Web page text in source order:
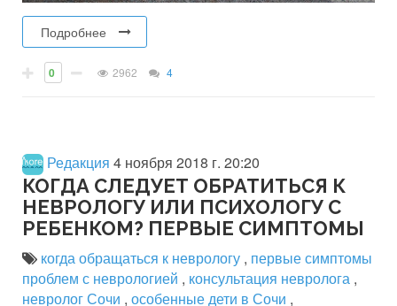
Подробнее
0 2962 4
Редакция 4 ноября 2018 г. 20:20
КОГДА СЛЕДУЕТ ОБРАТИТЬСЯ К
НЕВРОЛОГУ ИЛИ ПСИХОЛОГУ С
РЕБЕНКОМ? ПЕРВЫЕ СИМПТОМЫ
когда обращаться к неврологу , первые симптомы
проблем с неврологией , консультация невролога ,
невролог Сочи , особенные дети в Сочи ,